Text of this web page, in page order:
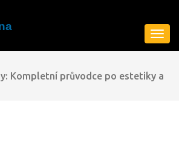
Kompletní průvodce po estetiky a